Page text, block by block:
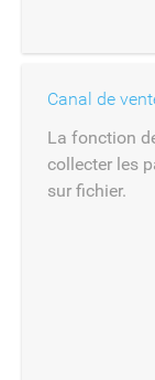
Canal de
La fonction
collecter les
sur fichier.